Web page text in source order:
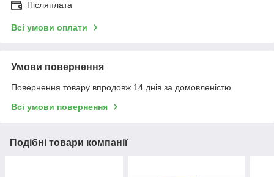
Післяплата
Всі умови оплати
Умови повернення
Повернення товару впродовж 14 днів за домовленістю
Всі умови повернення
Подібні товари компанії